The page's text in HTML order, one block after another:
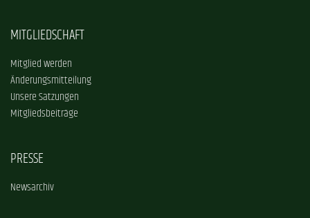
MITGLIEDSCHAFT
Mitglied werden
Änderungsmitteilung
Unsere Satzungen
Mitgliedsbeiträge
PRESSE
Newsarchiv